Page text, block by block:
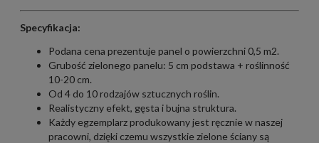
Specyfikacja:
Podana cena prezentuje panel o powierzchni 0,5 m2.
Grubość zielonego panelu: 5 cm podstawa + roślinność
10-20 cm.
Od 4 do 10 rodzajów sztucznych roślin.
Realistyczny efekt, gęsta i bujna struktura.
Każdy egzemplarz produkowany jest ręcznie w naszej
pracowni, dzięki czemu wszystkie zielone ściany są